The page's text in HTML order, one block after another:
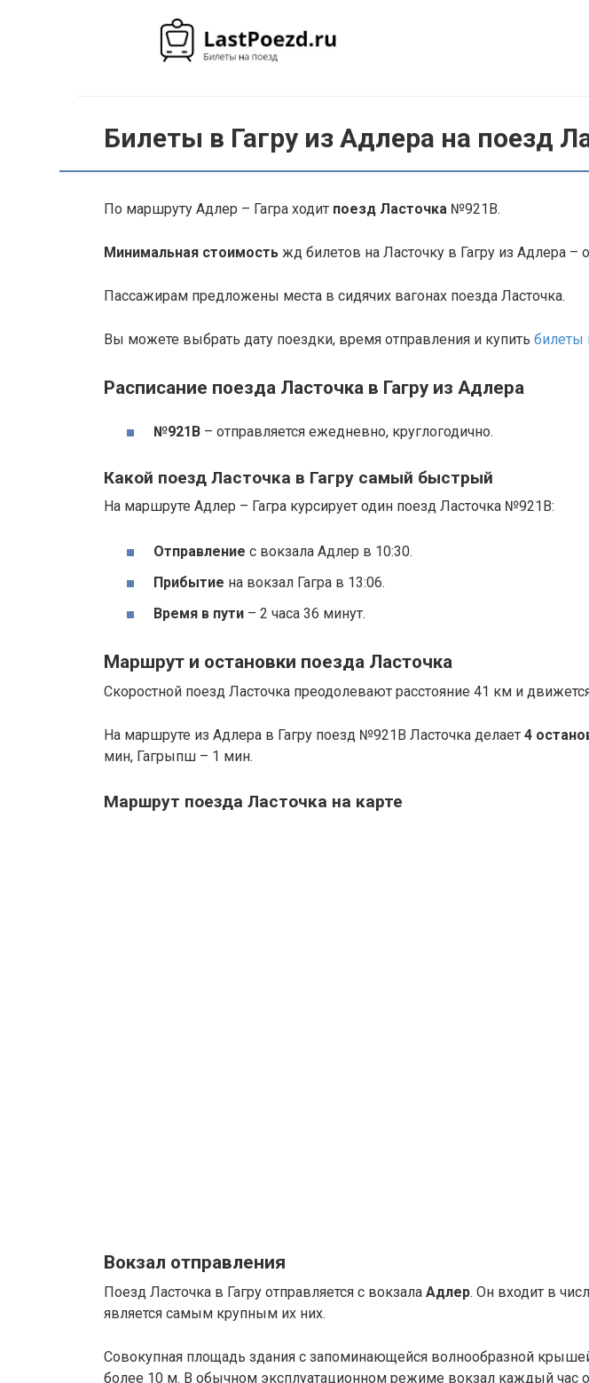
Билеты в Гагру из Адлера на поезд
По маршруту Адлер – Гагра ходит поезд Ласточка №921В.
Минимальная стоимость жд билетов на Ласточку в Гагру из Адлера –
Пассажирам предложены места в сидячих вагонах поезда Ласточка.
Вы можете выбрать дату поездки, время отправления и купить билеты
Расписание поезда Ласточка в Гагру из Адлера
№921В – отправляется ежедневно, круглогодично.
Какой поезд Ласточка в Гагру самый быстрый
На маршруте Адлер – Гагра курсирует один поезд Ласточка №921В:
Отправление с вокзала Адлер в 10:30.
Прибытие на вокзал Гагра в 13:06.
Время в пути – 2 часа 36 минут.
Маршрут и остановки поезда Ласточка
Скоростной поезд Ласточка преодолевают расстояние 41 км и
На маршруте из Адлера в Гагру поезд №921В Ласточка делает 4
мин, Гагрыпш – 1 мин.
Маршрут поезда Ласточка на карте
Вокзал отправления
Поезд Ласточка в Гагру отправляется с вокзала Адлер. Он входит в
является самым крупным их них.
Совокупная площадь здания с запоминающейся волнообразной
более 10 м. В обычном эксплуатационном режиме вокзал каждый час